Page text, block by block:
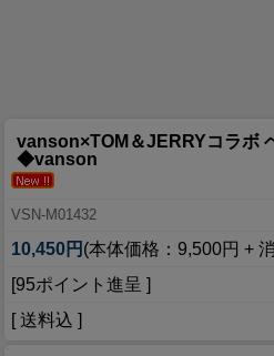
vanson×TOM＆JERRYコラボ
◆vanson
VSN-M01432
10,450円 (本体価格：9,500円 +
[95ポイント進呈 ]
[ 送料込 ]